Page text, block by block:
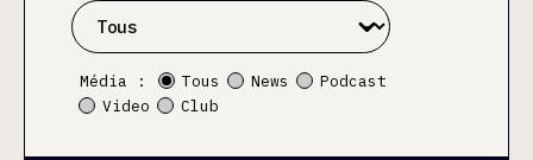
Média : Tous News
Podcast
Video
Club